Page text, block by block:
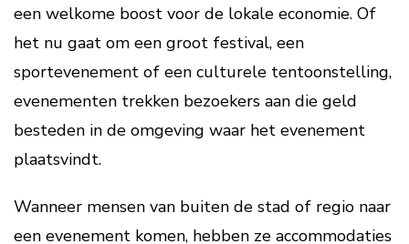
een welkome boost voor de lokale economie. Of
het nu gaat om een groot festival, een
sportevenement of een culturele tentoonstelling,
evenementen trekken bezoekers aan die geld
besteden in de omgeving waar het evenement
plaatsvindt.
Wanneer mensen van buiten de stad of regio naar
een evenement komen, hebben ze accommodaties